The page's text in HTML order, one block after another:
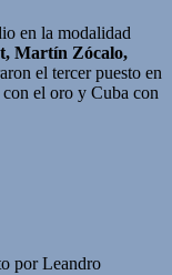
en la modalidad
Martín Zócalo,
el tercer puesto en
el oro y Cuba con
por Leandro